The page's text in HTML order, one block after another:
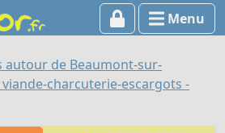
Menu
autour de Beaumont-sur-
viande-charcuterie-escargots -